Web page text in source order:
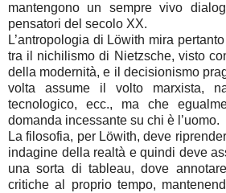
mantengono un sempre vivo
pensatori del secolo XX.
L’antropologia di Löwith mira
tra il nichilismo di Nietzsche, visto
della modernità, e il decisionismo
volta assume il volto marxista,
tecnologico, ecc., ma che
domanda incessante su chi è l’uomo.
La filosofia, per Löwith, deve
indagine della realtà e quindi deve
una sorta di tableau, dove
critiche al proprio tempo,